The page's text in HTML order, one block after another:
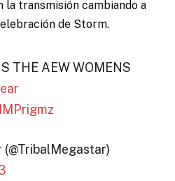
la transmisión cambiando a
de Storm.
THE AEW WOMENS